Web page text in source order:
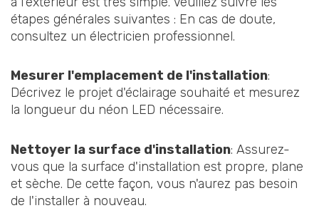
étapes générales suivantes : En cas de doute,
consultez un électricien professionnel.
Mesurer l'emplacement de l'installation:
Décrivez le projet d'éclairage souhaité et mesurez
la longueur du néon LED nécessaire.
Nettoyer la surface d'installation: Assurez-
vous que la surface d'installation est propre, plane
et sèche. De cette façon, vous n'aurez pas besoin
de l'installer à nouveau.